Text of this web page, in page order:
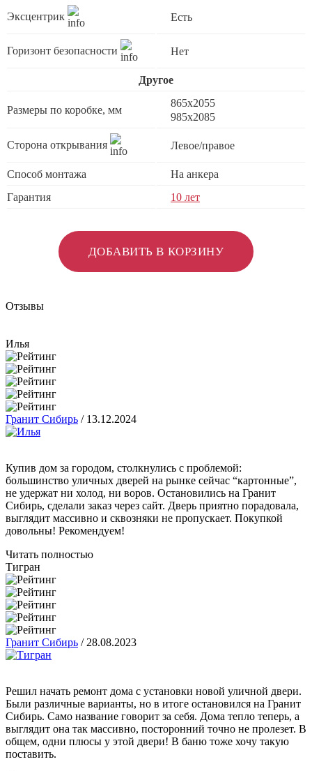
Эксцентрик Есть
Горизонт безопасности Нет
Другое
Размеры по коробке, мм
865x2055
985x2085
Сторона открывания Левое/правое
Способ монтажа
На анкера
Гарантия
10 лет
ДОБАВИТЬ В КОРЗИНУ
Отзывы
Илья
Гранит Сибирь / 13.12.2024
Купив дом за городом, столкнулись с проблемой:
большинство уличных дверей на рынке сейчас “картонные”,
не удержат ни холод, ни воров. Остановились на Гранит
Сибирь, сделали заказ через сайт. Дверь приятно порадовала,
выглядит массивно и сквозняки не пропускает. Покупкой
довольны! Рекомендуем!
Читать полностью
Тигран
Гранит Сибирь / 28.08.2023
Решил начать ремонт дома с установки новой уличной двери.
Были различные варианты, но в итоге остановился на Гранит
Сибирь. Само название говорит за себя. Дома тепло теперь, а
выглядит она так массивно, посторонний точно не пролезет. В
общем, одни плюсы у этой двери! В баню тоже хочу такую
поставить.